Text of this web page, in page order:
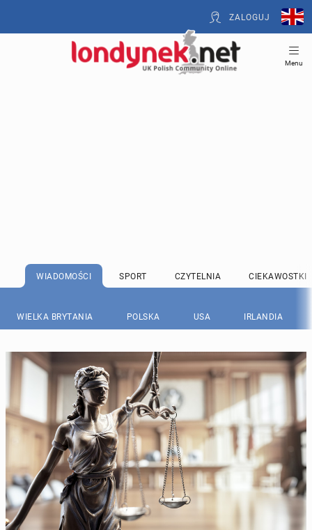
ZALOGUJ
Menu
WIADOMOŚCI SPORT CZYTELNIA CIEKAWOSTKI
WIELKA BRYTANIA POLSKA USA IRLANDIA